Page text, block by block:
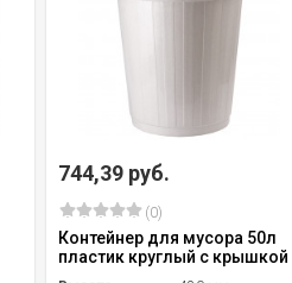
744,39 руб.
(0)
Контейнер для мусора 50л
пластик круглый с крышкой